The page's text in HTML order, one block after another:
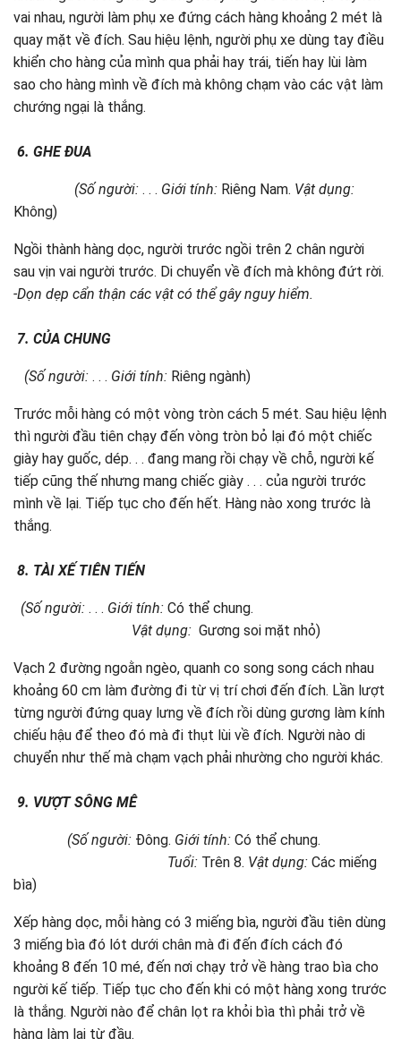
vai nhau, người làm phụ xe đứng cách hàng khoảng 2 mét là
quay mặt về đích. Sau hiệu lệnh, người phụ xe dùng tay điều
khiển cho hàng của mình qua phải hay trái, tiến hay lùi làm
sao cho hàng mình về đích mà không chạm vào các vật làm
chướng ngại là thắng.
6. GHE ĐUA
(Số người: . . . Giới tính: Riêng Nam. Vật dụng:
Không)
Ngồi thành hàng dọc, người trước ngồi trên 2 chân người
sau vịn vai người trước. Di chuyển về đích mà không đứt rời.
-Dọn dẹp cẩn thận các vật có thể gây nguy hiểm.
7. CỦA CHUNG
(Số người: . . . Giới tính: Riêng ngành)
Trước mỗi hàng có một vòng tròn cách 5 mét. Sau hiệu lệnh
thì người đầu tiên chạy đến vòng tròn bỏ lại đó một chiếc
giày hay guốc, dép. . . đang mang rồi chạy về chỗ, người kế
tiếp cũng thế nhưng mang chiếc giày . . . của người trước
mình về lại. Tiếp tục cho đến hết. Hàng nào xong trước là
thắng.
8. TÀI XẾ TIÊN TIẾN
(Số người: . . . Giới tính: Có thể chung.
Vật dụng: Gương soi mặt nhỏ)
Vạch 2 đường ngoằn ngèo, quanh co song song cách nhau
khoảng 60 cm làm đường đi từ vị trí chơi đến đích. Lần lượt
từng người đứng quay lưng về đích rồi dùng gương làm kính
chiếu hậu để theo đó mà đi thụt lùi về đích. Người nào di
chuyển như thế mà chạm vạch phải nhường cho người khác.
9. VƯỢT SÔNG MÊ
(Số người: Đông. Giới tính: Có thể chung.
Tuổi: Trên 8. Vật dụng: Các miếng
bìa)
Xếp hàng dọc, mỗi hàng có 3 miếng bìa, người đầu tiên dùng
3 miếng bìa đó lót dưới chân mà đi đến đích cách đó
khoảng 8 đến 10 mé, đến nơi chạy trở về hàng trao bìa cho
người kế tiếp. Tiếp tục cho đến khi có một hàng xong trước
là thắng. Người nào để chân lọt ra khỏi bìa thì phải trở về
hàng làm lại từ đầu.